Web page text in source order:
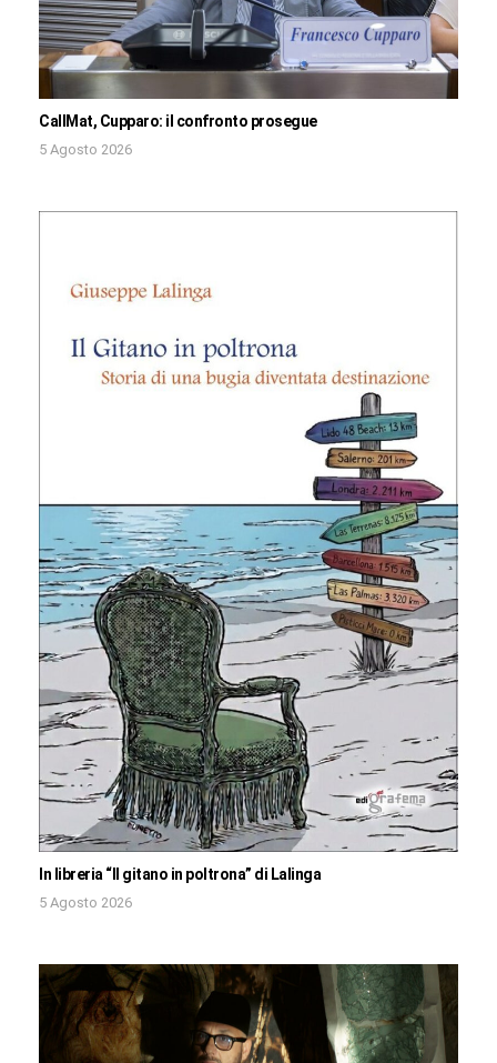
CallMat, Cupparo: il confronto prosegue
5 Agosto 2026
In libreria “Il gitano in poltrona” di Lalinga
5 Agosto 2026